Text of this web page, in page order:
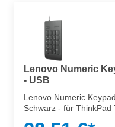
Lenovo Numeric
- USB
Lenovo Numeric
Schwarz - für ThinkPad